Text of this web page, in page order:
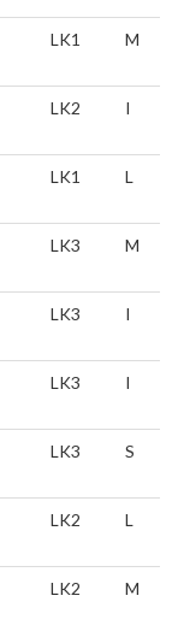
LK1 M
LK2 I
LK1 L
LK3 M
LK3 I
LK3 I
LK3 S
LK2 L
LK2 M